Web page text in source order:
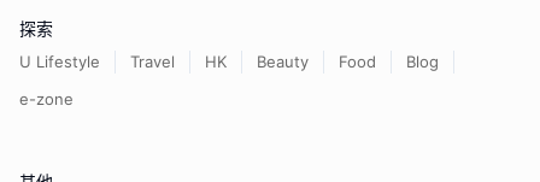
探索
U Lifestyle Travel HK Beauty Food
Blog
e-zone